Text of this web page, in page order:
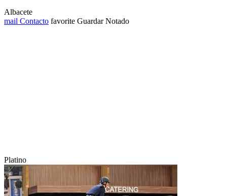
Albacete
mail Contacto favorite Guardar Notado
Platino